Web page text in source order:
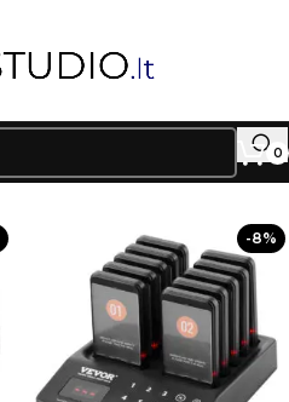
0
-8%